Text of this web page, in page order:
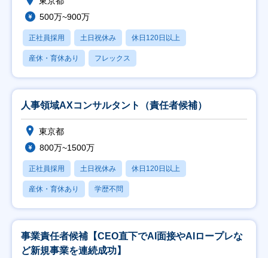
500万~900万
正社員採用 土日祝休み 休日120日以上
産休・育休あり フレックス
人事領域AXコンサルタント（責任者候補）
東京都
800万~1500万
正社員採用 土日祝休み 休日120日以上
産休・育休あり 学歴不問
事業責任者候補【CEO直下でAI面接やAIロープレな
ど新規事業を連続成功】